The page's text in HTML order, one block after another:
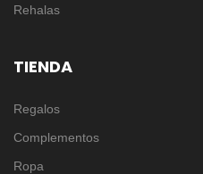
Rehalas
TIENDA
Regalos
Complementos
Ropa